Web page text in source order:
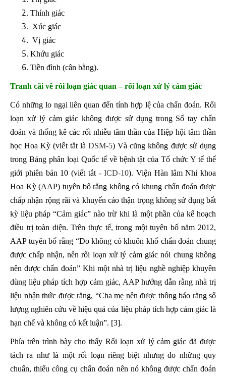
Thính giác
Xúc giác
Vị giác
Khứu giác
Tiền đình (cân bằng).
Tranh cãi về rối loạn giác quan – rối loạn xử lý cảm giác
Có những lo ngại liên quan đến tính hợp lệ của chẩn đoán. Rối
loạn xử lý cảm giác không được sử dụng trong Sổ tay chẩn
đoán và thống kê các rối nhiễu tâm thần của Hiệp hội tâm thần
học Hoa Kỳ (viết tắt là DSM-5) Và cũng không được sử dụng
trong Bảng phân loại Quốc tế về bệnh tật của Tổ chức Y tế thế
giới phiên bản 10 (viết tắt -ICD-10). Viện Hàn lâm Nhi khoa
Hoa Kỳ (AAP) tuyên bố rằng không có khung chẩn đoán được
chấp nhận rộng rãi và khuyến cáo thận trọng không sử dụng bất
kỳ liệu pháp “Cảm giác” nào trừ khi là một phần của kế hoạch
điều trị toàn diện. Trên thực tế, trong một tuyên bố năm 2012,
AAP tuyên bố rằng “Do không có khuôn khổ chẩn đoán chung
được chấp nhận, nên rối loạn xử lý cảm giác nói chung không
nên được chẩn đoán” Khi một nhà trị liệu nghề nghiệp khuyên
dùng liệu pháp tích hợp cảm giác, AAP hướng dẫn rằng nhà trị
liệu nhận thức được rằng, “Cha mẹ nên được thông báo rằng số
lượng nghiên cứu về hiệu quả của liệu pháp tích hợp cảm giác là
hạn chế và không có kết luận”. [3].
Phía trên trình bày cho thấy Rối loạn xử lý cảm giác đã được
tách ra như là một rối loạn riêng biệt nhưng do những quy
chuẩn, thiếu công cụ chẩn đoán nên nó không được chẩn đoán